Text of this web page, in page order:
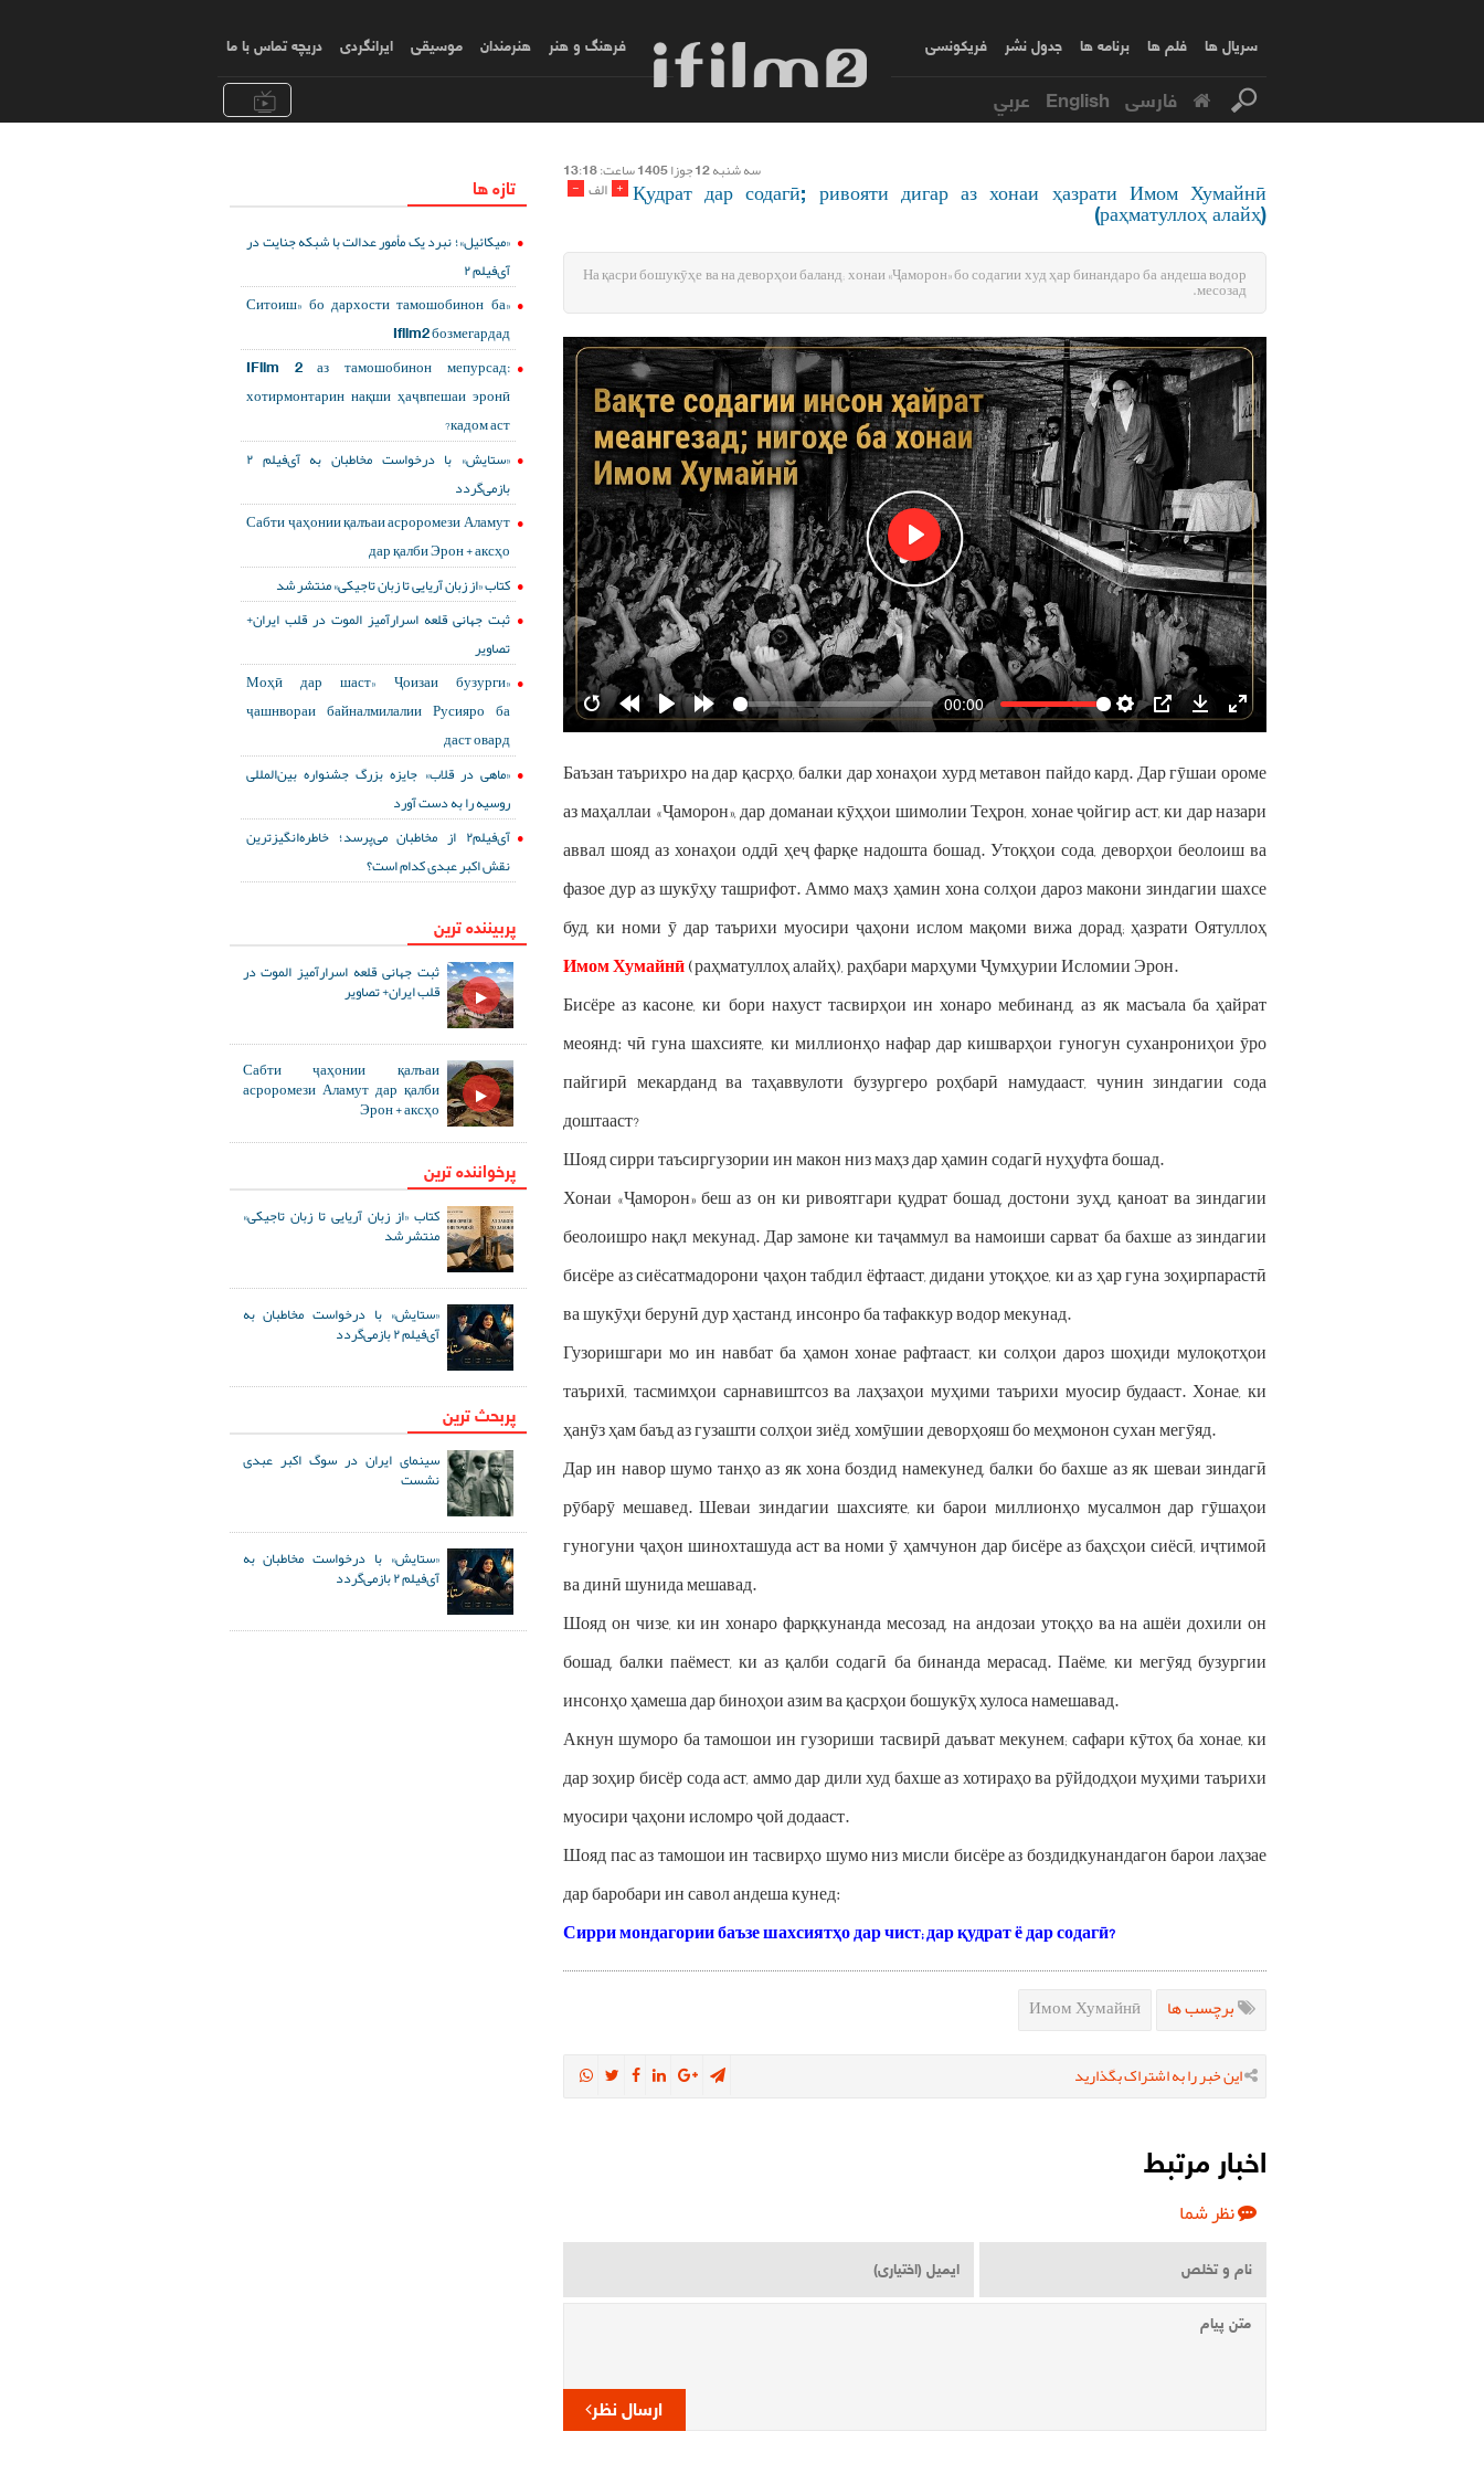
سریال ها فلم ها برنامه ها جدول نشر فریکونسی فرهنگ و هنر هنرمندان موسیقی ایرانگردی دریچه تماس با ما
فارسی English عربي
سه شنبه 12 جوزا 1405 ساعت: 13:18
- الف + Қудрат дар содагӣ; ривояти дигар аз хонаи ҳазрати Имом Хумайнӣ
(раҳматуллоҳ алайҳ)
На қасри бошукӯҳе ва на деворҳои баланд; хонаи «Ҷаморон» бо содагии худ ҳар бинандаро ба андеша водор
месозад.
RestartRewind
10s
Play Forward
10s
00:00
Settings
PIP Download
Enter
fullscreen
Play
Баъзан таърихро на дар қасрҳо, балки дар хонаҳои хурд метавон пайдо кард. Дар гӯшаи ороме
аз маҳаллаи «Ҷаморон», дар доманаи кӯҳҳои шимолии Теҳрон, хонае ҷойгир аст, ки дар назари
аввал шояд аз хонаҳои оддӣ ҳеҷ фарқе надошта бошад. Утоқҳои сода, деворҳои беолоиш ва
фазое дур аз шукӯҳу ташрифот. Аммо маҳз ҳамин хона солҳои дароз макони зиндагии шахсе
буд, ки номи ӯ дар таърихи муосири ҷаҳони ислом мақоми вижа дорад; ҳазрати Оятуллоҳ
Имом Хумайнӣ(раҳматуллоҳ алайҳ), раҳбари марҳуми Ҷумҳурии Исломии Эрон.
Бисёре аз касоне, ки бори нахуст тасвирҳои ин хонаро мебинанд, аз як масъала ба ҳайрат
меоянд: чӣ гуна шахсияте, ки миллионҳо нафар дар кишварҳои гуногун суханрониҳои ӯро
пайгирӣ мекарданд ва таҳаввулоти бузургеро роҳбарӣ намудааст, чунин зиндагии сода
доштааст?
Шояд сирри таъсиргузории ин макон низ маҳз дар ҳамин содагӣ нуҳуфта бошад.
Хонаи «Ҷаморон» беш аз он ки ривоятгари қудрат бошад, достони зуҳд, қаноат ва зиндагии
беолоишро нақл мекунад. Дар замоне ки таҷаммул ва намоиши сарват ба бахше аз зиндагии
бисёре аз сиёсатмадорони ҷаҳон табдил ёфтааст, дидани утоқҳое, ки аз ҳар гуна зоҳирпарастӣ
ва шукӯҳи берунӣ дур ҳастанд, инсонро ба тафаккур водор мекунад.
Гузоришгари мо ин навбат ба ҳамон хонае рафтааст, ки солҳои дароз шоҳиди мулоқотҳои
таърихӣ, тасмимҳои сарнавиштсоз ва лаҳзаҳои муҳими таърихи муосир будааст. Хонае, ки
ҳанӯз ҳам баъд аз гузашти солҳои зиёд, хомӯшии деворҳояш бо меҳмонон сухан мегӯяд.
Дар ин навор шумо танҳо аз як хона боздид намекунед, балки бо бахше аз як шеваи зиндагӣ
рӯбарӯ мешавед. Шеваи зиндагии шахсияте, ки барои миллионҳо мусалмон дар гӯшаҳои
гуногуни ҷаҳон шинохташуда аст ва номи ӯ ҳамчунон дар бисёре аз баҳсҳои сиёсӣ, иҷтимоӣ
ва динӣ шунида мешавад.
Шояд он чизе, ки ин хонаро фарқкунанда месозад, на андозаи утоқҳо ва на ашёи дохили он
бошад, балки паёмест, ки аз қалби содагӣ ба бинанда мерасад. Паёме, ки мегӯяд бузургии
инсонҳо ҳамеша дар биноҳои азим ва қасрҳои бошукӯҳ хулоса намешавад.
Акнун шуморо ба тамошои ин гузориши тасвирӣ даъват мекунем; сафари кӯтоҳ ба хонае, ки
дар зоҳир бисёр сода аст, аммо дар дили худ бахше аз хотираҳо ва рӯйдодҳои муҳими таърихи
муосири ҷаҳони исломро ҷой додааст.
Шояд пас аз тамошои ин тасвирҳо шумо низ мисли бисёре аз боздидкунандагон барои лаҳзае
дар баробари ин савол андеша кунед:
Сирри мондагории баъзе шахсиятҳо дар чист; дар қудрат ё дар содагӣ?
برچسب ها Имом Хумайнӣ
این خبر را به اشتراک بگذارید
اخبار مرتبط
نظر شما
ارسال نظر
تازه ها
«میکائیل»؛ نبرد یک مأمور عدالت با شبکه جنایت در
آی‌فیلم ۲
«Ситоиш» бо дархости тамошобинон ба
Ifilm2 бозмегардад
IFilm 2 аз тамошобинон мепурсад:
хотирмонтарин нақши ҳаҷвпешаи эронӣ
кадом аст?
«ستایش» با درخواست مخاطبان به آی‌فیلم ۲
بازمی‌گردد
Сабти ҷаҳонии қалъаи асроромези Аламут
дар қалби Эрон + аксҳо
کتاب «از زبان آریایی تا زبان تاجیکی» منتشر شد
ثبت جهانی قلعه اسرارآمیز الموت در قلب ایران+
تصاویر
«Моҳӣ дар шаст» Ҷоизаи бузурги
ҷашнвораи байналмилалии Русияро ба
даст овард
«ماهی در قلاب» جایزه بزرگ جشنواره بین‌المللی
روسیه را به دست آورد
آی‌فیلم۲ از مخاطبان می‌پرسد؛ خاطره‌انگیزترین
نقش اکبر عبدی کدام است؟
پربیننده ترین
ثبت جهانی قلعه اسرارآمیز الموت در
قلب ایران+ تصاویر
Сабти ҷаҳонии қалъаи
асроромези Аламут дар қалби
Эрон + аксҳо
پرخواننده ترین
کتاب «از زبان آریایی تا زبان تاجیکی»
منتشر شد
«ستایش» با درخواست مخاطبان به
آی‌فیلم ۲ بازمی‌گردد
پربحث ترین
سینمای ایران در سوگ اکبر عبدی
نشست
«ستایش» با درخواست مخاطبان به
آی‌فیلم ۲ بازمی‌گردد